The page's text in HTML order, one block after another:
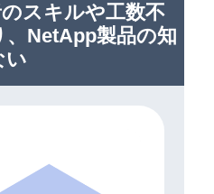
スキルや工数不
、NetApp製品の知
い